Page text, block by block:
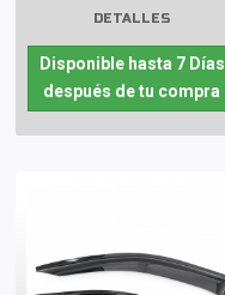
DETALLES
Disponible hasta 7 Días
después de tu compra